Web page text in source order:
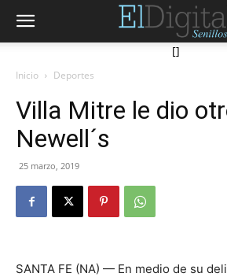
[]
Inicio Deportes
Villa Mitre le dio
Newell´s
25 marzo, 2019
SANTA FE (NA) — En medio de su